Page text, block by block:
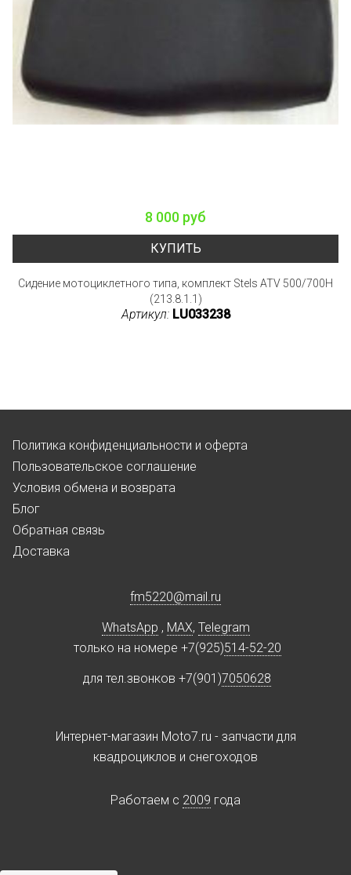
8 000 руб
КУПИТЬ
Сидение мотоциклетного типа, комплект Stels ATV 500/700H
(213.8.1.1)
Артикул: LU033238
Политика конфиденциальности и оферта
Пользовательское соглашение
Условия обмена и возврата
Блог
Обратная связь
Доставка
fm5220@mail.ru
WhatsApp , MAX, Telegram
только на номере +7(925)514-52-20
для тел.звонков +7(901)7050628
Интернет-магазин Moto7.ru - запчасти для
квадроциклов и снегоходов
Работаем c 2009 года